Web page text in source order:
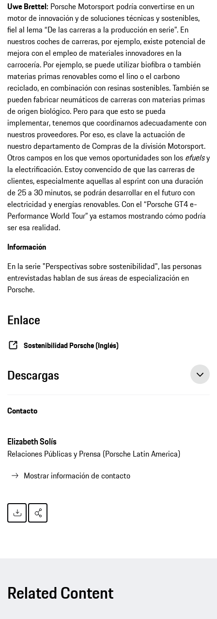
Uwe Brettel: Porsche Motorsport podría convertirse en un
motor de innovación y de soluciones técnicas y sostenibles,
fiel al lema “De las carreras a la producción en serie”. En
nuestros coches de carreras, por ejemplo, existe potencial de
mejora con el empleo de materiales innovadores en la
carrocería. Por ejemplo, se puede utilizar biofibra o también
materias primas renovables como el lino o el carbono
reciclado, en combinación con resinas sostenibles. También se
pueden fabricar neumáticos de carreras con materias primas
de origen biológico. Pero para que esto se pueda
implementar, tenemos que coordinarnos adecuadamente con
nuestros proveedores. Por eso, es clave la actuación de
nuestro departamento de Compras de la división Motorsport.
Otros campos en los que vemos oportunidades son los efuelsy
la electrificación. Estoy convencido de que las carreras de
clientes, especialmente aquellas al esprint con una duración
de 25 a 30 minutos, se podrán desarrollar en el futuro con
electricidad y energías renovables. Con el “Porsche GT4 e-
Performance World Tour” ya estamos mostrando cómo podría
ser esa realidad.
Información
En la serie "Perspectivas sobre sostenibilidad", las personas
entrevistadas hablan de sus áreas de especialización en
Porsche.
Enlace
Sostenibilidad Porsche (Inglés)
Descargas
Contacto
Elizabeth Solís
Relaciones Públicas y Prensa (Porsche Latin America)
Mostrar información de contacto
Related Content